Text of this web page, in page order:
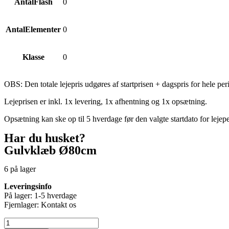
AntalElementer 0
Klasse 0
OBS: Den totale lejepris udgøres af startprisen + dagspris for hele
Lejeprisen er inkl. 1x levering, 1x afhentning og 1x opsætning.
Opsætning kan ske op til 5 hverdage før den valgte startdato for
Har du husket?
Gulvklæb Ø80cm
6 på lager
Leveringsinfo
På lager: 1-5 hverdage
Fjernlager: Kontakt os
Gulvklæb